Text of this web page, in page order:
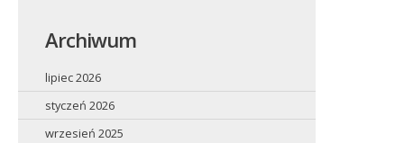
Archiwum
lipiec 2026
styczeń 2026
wrzesień 2025